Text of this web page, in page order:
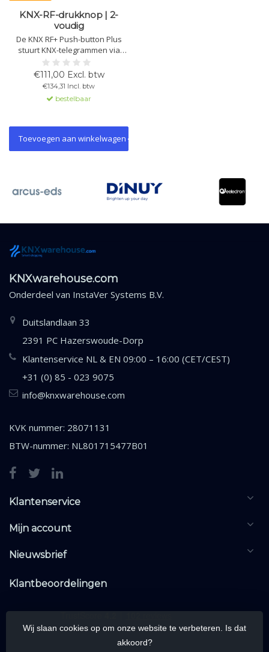
KNX-RF-drukknop | 2-
voudig
De KNX RF+ Push-button Plus
stuurt KNX-telegrammen via
draadloze technologie.
Programmeerbaar voor 1- of 2-
knopsbediening, met status- en
oriëntatie-LED. Perfect om
bestaande schakelaars te
bekabeling.
€111,00 Excl. btw
€134,31 Incl. btw
bestelbaar
Toevoegen aan winkelwagen
KNXwarehouse.com
Onderdeel van InstaVer Systems B.V.
Duitslandlaan 33
2391 PC Hazerswoude-Dorp
Klantenservice NL & EN 09:00 – 16:00 (CET/CEST)
+31 (0) 85 - 023 9075
info@knxwarehouse.com
KVK nummer: 28071131
BTW-nummer: NL801715477B01
Klantenservice
Mijn account
Nieuwsbrief
Klantbeoordelingen
Wij slaan cookies op om onze website te verbeteren. Is dat
akkoord?